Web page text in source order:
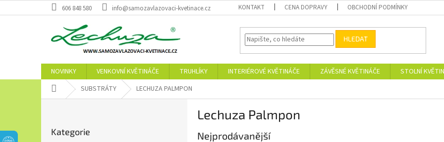
na
606 848 580 info@samozavlazovaci-kvetinace.cz KONTAKT CENA DOPRAVY OBCHODNÍ PODMÍNKY
HLEDAT
NOVINKY VENKOVNÍ KVĚTINÁČE TRUHLÍKY INTERIÉROVÉ KVĚTINÁČE ZÁVĚSNÉ KVĚTINÁČE STOLNÍ
Domů SUBSTRÁTY LECHUZA PALMPON
kategorie
Kategorie
Lechuza Palmpon
Nejprodávanější